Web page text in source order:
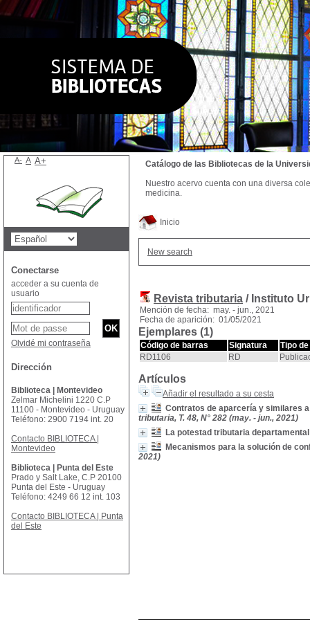
Inicio
New search
Revista tributaria / Instituto
Mención de fecha: may. - jun., 2021
Fecha de aparición: 01/05/2021
Ejemplares (1)
Código de barras Signatura
Tipo
RD1106
RD
Artículos
Añadir el resultado a su cesta
Contratos de aparcería y similares
tributaria, T. 48, N° 282 (may. - jun., 2021)
La potestad tributaria
Mecanismos para la solución de
2021)
Catálogo de las Bibliotecas de la
Nuestro acervo cuenta con una diversa
medicina.
A- A A+
Conectarse
acceder a su cuenta de
usuario
Olvidé mi contraseña
Dirección
Biblioteca | Montevideo
Zelmar Michelini 1220 C.P
11100 - Montevideo - Uruguay
Teléfono: 2900 7194 int. 20
Contacto BIBLIOTECA |
Montevideo
Biblioteca | Punta del Este
Prado y Salt Lake, C.P 20100
Punta del Este - Uruguay
Teléfono: 4249 66 12 int. 103
Contacto BIBLIOTECA | Punta
del Este